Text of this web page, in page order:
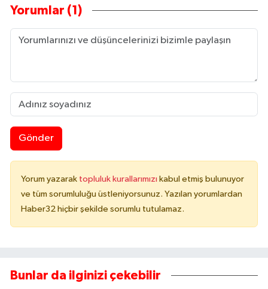
Yorumlar (1)
Gönder
Yorum yazarak topluluk kurallarımızı kabul etmiş bulunuyor
ve tüm sorumluluğu üstleniyorsunuz. Yazılan yorumlardan
Haber32 hiçbir şekilde sorumlu tutulamaz.
Bunlar da ilginizi çekebilir